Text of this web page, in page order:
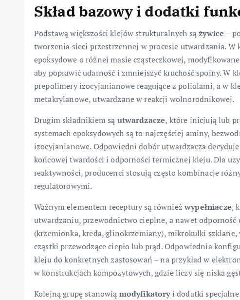
Skład bazowy i dodatki
Podstawą większości klejów strukturalnych sążywice –
tworzenia sieci przestrzennej w procesie utwardzania. W
epoksydowe o różnej masie cząsteczkowej,
aby poprawić udarność i zmniejszyć kruchość spoiny. W
prepolimery izocyjanianowe reagujące z poliolami, a w
metakrylanowe, utwardzane w reakcji wolnorodnikowej.
Drugim składnikiem są utwardzacze, które inicjują lub
systemach epoksydowych są to najczęściej aminy,
izocyjanianowe. Odpowiedni dobór utwardzacza
końcowej twardości i odporności termicznej kleju. Dla
reaktywności, producenci stosują często kombinacje
regulatorowymi.
Ważnym elementem receptury są równieżwypełniacze,
utwardzaniu, przewodnictwo cieplne, a nawet
(krzemionka, kreda, glinokrzemiany), mikrokulki szklane,
cząstki przewodzące ciepło lub prąd. Odpowiednia
kleju do konkretnych zastosowań – na przykład w
w konstrukcjach kompozytowych, gdzie liczy się niska
Kolejną grupę stanowią modyfikatoryi dodatki